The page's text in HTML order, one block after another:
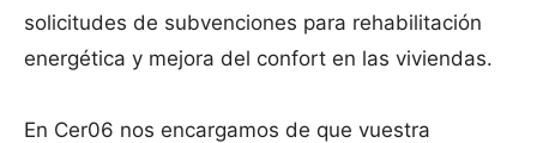
solicitudes de subvenciones para rehabilitación
energética y mejora del confort en las viviendas.
En Cer06 nos encargamos de que vuestra